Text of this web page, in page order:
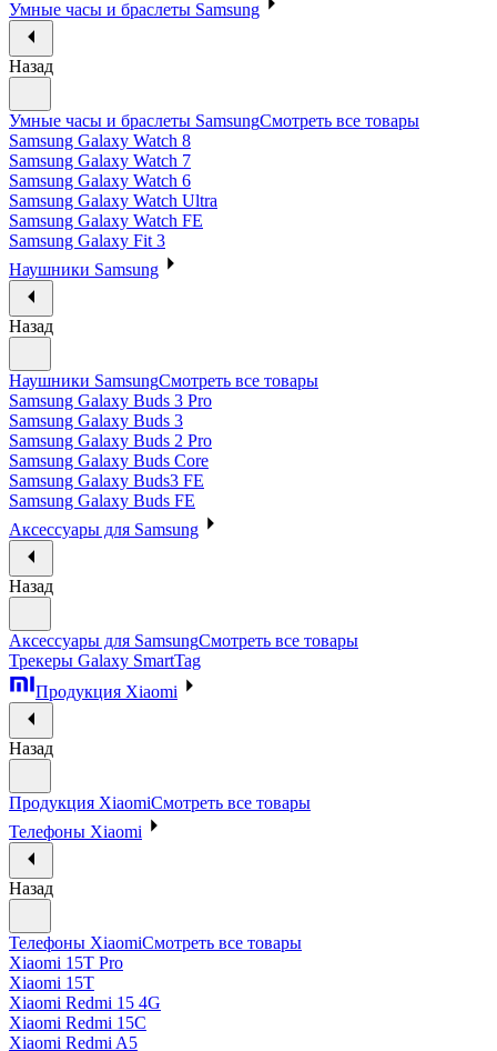
Умные часы и браслеты Samsung
Назад
Умные часы и браслеты SamsungСмотреть все товары
Samsung Galaxy Watch 8
Samsung Galaxy Watch 7
Samsung Galaxy Watch 6
Samsung Galaxy Watch Ultra
Samsung Galaxy Watch FE
Samsung Galaxy Fit 3
Наушники Samsung
Назад
Наушники SamsungСмотреть все товары
Samsung Galaxy Buds 3 Pro
Samsung Galaxy Buds 3
Samsung Galaxy Buds 2 Pro
Samsung Galaxy Buds Core
Samsung Galaxy Buds3 FE
Samsung Galaxy Buds FE
Аксессуары для Samsung
Назад
Аксессуары для SamsungСмотреть все товары
Трекеры Galaxy SmartTag
Продукция Xiaomi
Назад
Продукция XiaomiСмотреть все товары
Телефоны Xiaomi
Назад
Телефоны XiaomiСмотреть все товары
Xiaomi 15T Pro
Xiaomi 15T
Xiaomi Redmi 15 4G
Xiaomi Redmi 15C
Xiaomi Redmi A5